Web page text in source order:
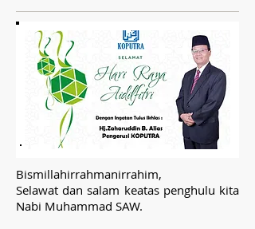
Bismillahirrahmanirrahim,
Selawat dan salam keatas penghulu kita
Nabi Muhammad SAW.